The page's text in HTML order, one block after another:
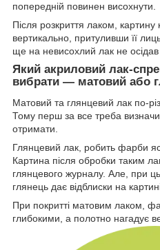
попередній повинен висохнути.
Після розкриття лаком,
вертикально, притуливши її
ще на невисохлий лак не осідав
Який акриловий лак-
вибрати — матовий або
Матовий та глянцевий лак по-
Тому перш за все треба
отримати.
Глянцевий лак, робить фарби
Картина після обробки таким
глянцевого журналу. Але, при
глянець дає відблиски на
При покритті матовим лаком,
глибокими, а полотно нагадує